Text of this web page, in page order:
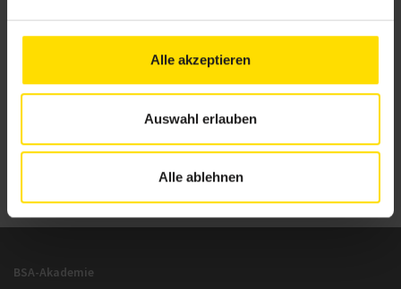
Alle akzeptieren
Auswahl erlauben
Alle ablehnen
#BEACTIVE DAY
Zurück zur Übersicht
BSA-Akademie